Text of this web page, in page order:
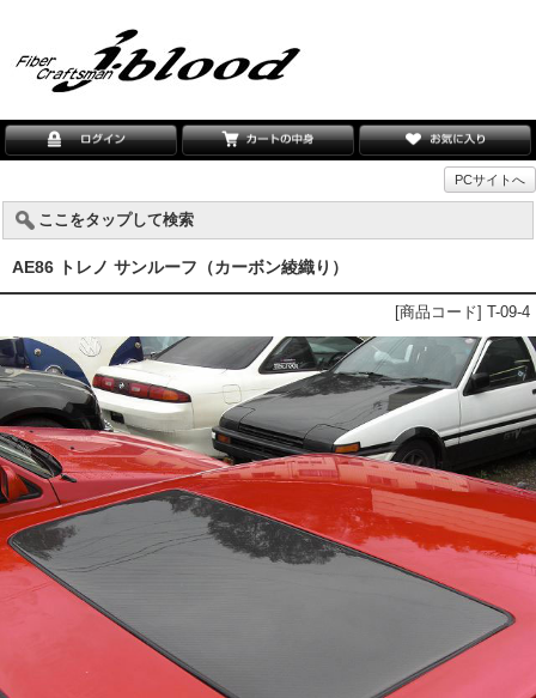
PCサイトへ
ここをタップして検索
AE86 トレノ サンルーフ（カーボン綾織り）
[商品コード] T-09-4